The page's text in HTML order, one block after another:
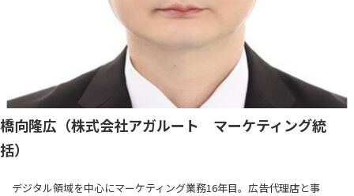
橋向隆広（株式会社アガルート マーケティング統
括）
デジタル領域を中心にマーケティング業務16年目。広告代理店と事